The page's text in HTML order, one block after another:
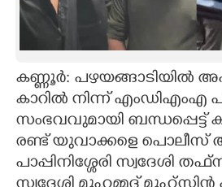
ASTRO
CARTOONS
LITERATURE
ZOOM
കണ്ണൂർ: പഴയങ്ങാടിയിൽ
കാറിൽ നിന്ന് എംഡിഎംഎ
സംഭവവുമായി ബന്ധപ്പെട്ട്
രണ്ട് യുവാക്കളെ പൊലീസ്
പാപ്പിനിശ്ശേരി സ്വദേശി